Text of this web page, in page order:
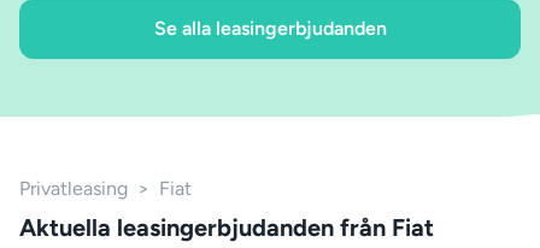
Se alla leasingerbjudanden
Privatleasing > Fiat
Aktuella leasingerbjudanden från Fiat